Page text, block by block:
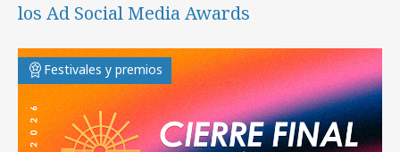
los Ad Social Media Awards
Festivales y premios